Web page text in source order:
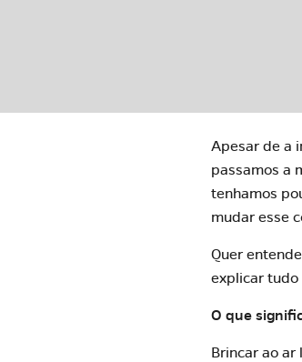
Apesar de a
passamos a
tenhamos
mudar esse
Quer
explicar tudo
O que
Brincar ao